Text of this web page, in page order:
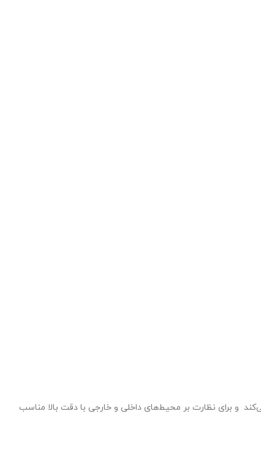
می‌کند و برای نظارت بر محیط‌های داخلی و خارجی با دقت بالا مناسب